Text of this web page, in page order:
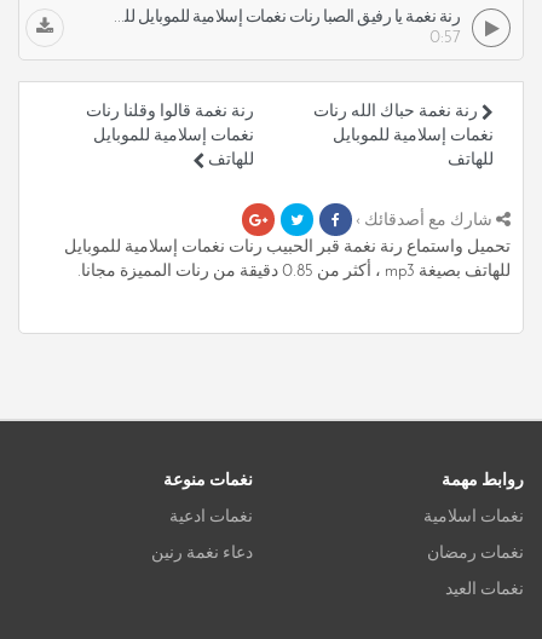
رنة نغمة يا رفيق الصبا رنات نغمات إسلامية للموبايل للهاتف
0:57
رنة نغمة قالوا وقلنا رنات
نغمات إسلامية للموبايل
للهاتف
رنة نغمة حباك الله رنات
نغمات إسلامية للموبايل
للهاتف
شارك مع أصدقائك ›
تحميل واستماع رنة نغمة قبر الحبيب رنات نغمات إسلامية للموبايل
للهاتف بصيغة mp3 ، أكثر من 0.85 دقيقة من رنات المميزة مجانا.
روابط مهمة
نغمات اسلامية
نغمات رمضان
نغمات العيد
نغمات منوعة
نغمات ادعية
دعاء نغمة رنين